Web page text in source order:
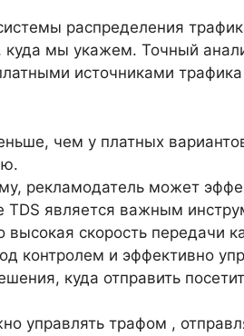
распределения
мы укажем. Точный
источниками
чем у платных
рекламодатель может
TDS является важным
высокая скорость передачи
контролем и эффективно
куда отправить
управлять трафом ,